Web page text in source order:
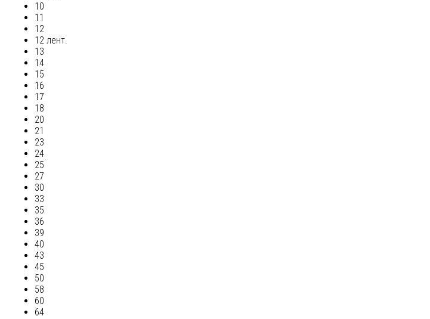
10
11
12
12 лент.
13
14
15
16
17
18
20
21
23
24
25
27
30
33
35
36
39
40
43
45
50
58
60
64